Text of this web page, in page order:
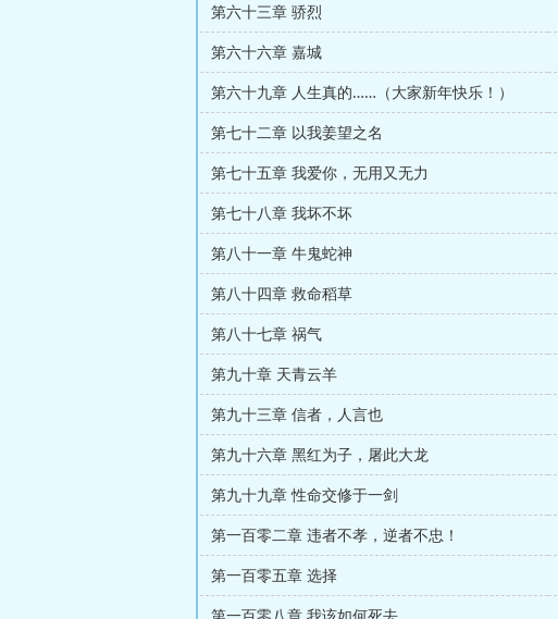
第六十三章 骄烈
第六十六章 嘉城
第六十九章 人生真的……（大家新年快乐！）
第七十二章 以我姜望之名
第七十五章 我爱你，无用又无力
第七十八章 我坏不坏
第八十一章 牛鬼蛇神
第八十四章 救命稻草
第八十七章 祸气
第九十章 天青云羊
第九十三章 信者，人言也
第九十六章 黑红为子，屠此大龙
第九十九章 性命交修于一剑
第一百零二章 违者不孝，逆者不忠！
第一百零五章 选择